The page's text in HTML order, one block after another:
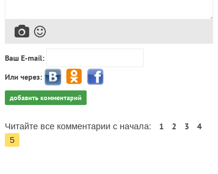
Ваш E-mail:
Или через:
добавить комментарий
Читайте все комментарии с начала: 1 2 3 4
5